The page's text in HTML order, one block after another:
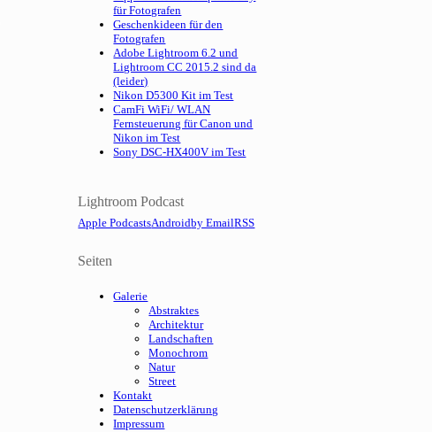
für Fotografen
Geschenkideen für den
Fotografen
Adobe Lightroom 6.2 und
Lightroom CC 2015.2 sind da
(leider)
Nikon D5300 Kit im Test
CamFi WiFi/ WLAN
Fernsteuerung für Canon und
Nikon im Test
Sony DSC-HX400V im Test
Lightroom Podcast
Apple PodcastsAndroidby EmailRSS
Seiten
Galerie
Abstraktes
Architektur
Landschaften
Monochrom
Natur
Street
Kontakt
Datenschutzerklärung
Impressum